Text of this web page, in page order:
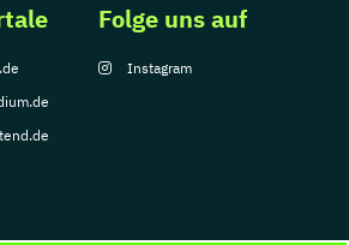
Folge uns auf
Instagram